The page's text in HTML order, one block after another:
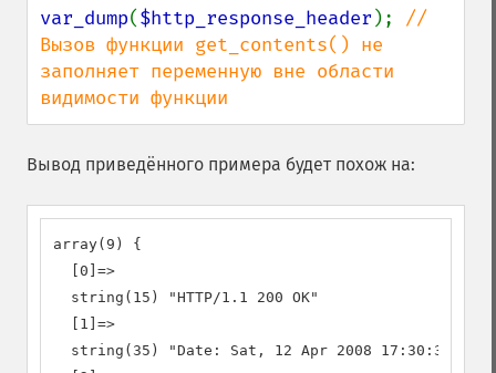
var_dump($http_response_header ); //
Вызов функции get_contents() не
заполняет переменную вне области
видимости функции
Вывод приведённого примера будет похож на:
array(9) {
  [0]=>
  string(15) "HTTP/1.1 200 OK"
  [1]=>
  string(35) "Date: Sat, 12 Apr 2008 17:30:38 GMT"